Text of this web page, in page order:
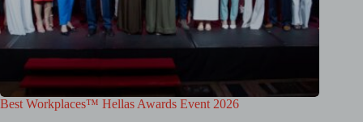
Best Workplaces™ Hellas Awards Event 2026